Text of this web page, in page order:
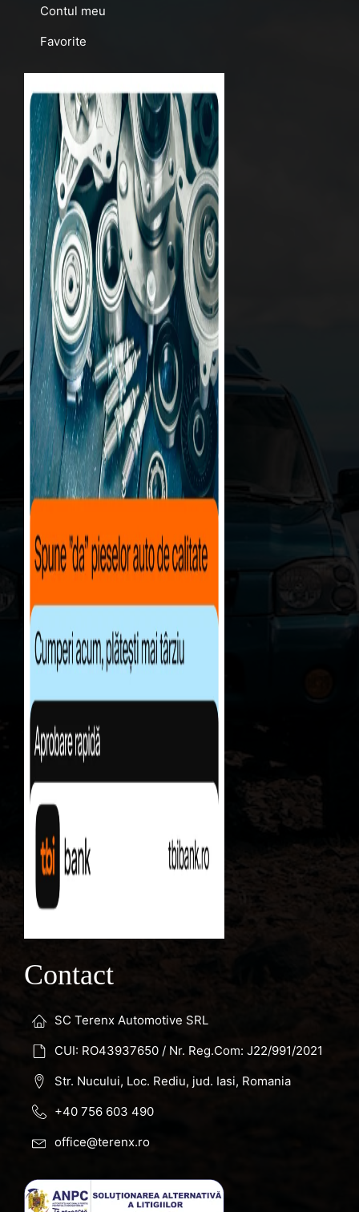
Contul meu
Favorite
Contact
SC Terenx Automotive SRL
CUI: RO43937650 / Nr. Reg.Com: J22/991/2021
Str. Nucului, Loc. Rediu, jud. Iasi, Romania
+40 756 603 490
office@terenx.ro